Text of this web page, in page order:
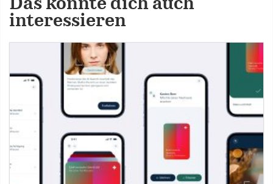
Das könnte dich auch
interessieren